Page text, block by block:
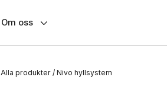
Om oss
Alla produkter /Nivo hyllsystem